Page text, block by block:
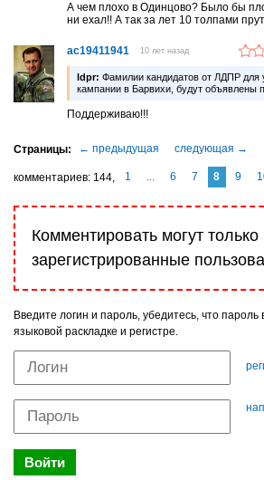
А чем плохо в Одинцово? Было бы
ни ехал!! А так за лет 10 толпами
ac19411941 10 лет назад
ldpr: Фамилии кандидатов от ЛДПР для
кампании в Барвихи, будут объявлены
Поддерживаю!!!
комментариев 144 1 ... 6 7 8 9
Комментировать могут только
зарегистрированные
Введите логин и пароль, убедитесь, что пароль
языковой раскладке и регистре.